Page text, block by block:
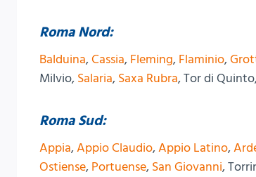
Roma Nord:
Balduina,Cassia, Fleming, Flaminio,
Milvio, Salaria, Saxa Rubra, Tor di
Roma Sud:
Appia,Appio Claudio,Appio Latino,
Ostiense, Portuense, San Giovanni,